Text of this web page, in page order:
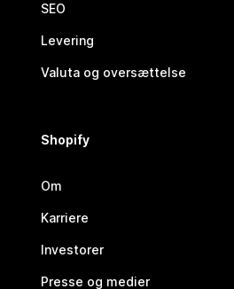
SEO
Levering
Valuta og oversættelse
Shopify
Om
Karriere
Investorer
Presse og medier